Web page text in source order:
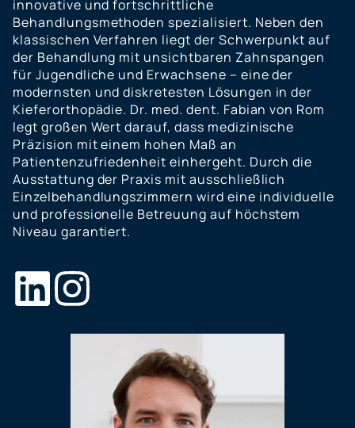
innovative und fortschrittliche
Behandlungsmethoden spezialisiert. Neben den
klassischen Verfahren liegt der Schwerpunkt auf
der Behandlung mit unsichtbaren Zahnspangen
für Jugendliche und Erwachsene – eine der
modernsten und diskretesten Lösungen in der
Kieferorthopädie. Dr. med. dent. Fabian von Rom
legt großen Wert darauf, dass medizinische
Präzision mit einem hohen Maß an
Patientenzufriedenheit einhergeht. Durch die
Ausstattung der Praxis mit ausschließlich
Einzelbehandlungszimmern wird eine individuelle
und professionelle Betreuung auf höchstem
Niveau garantiert.